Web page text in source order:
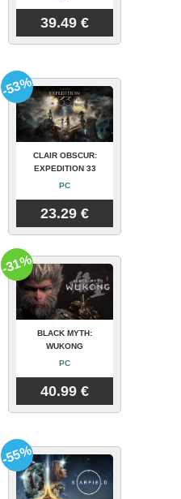
39.49 €
CLAIR OBSCUR:
EXPEDITION 33
PC
23.29 €
-53%
BLACK MYTH:
WUKONG
PC
40.99 €
-31%
-55%